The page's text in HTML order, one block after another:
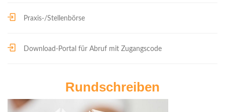
Praxis-/Stellenbörse
Download-Portal für Abruf mit Zugangscode
Rundschreiben